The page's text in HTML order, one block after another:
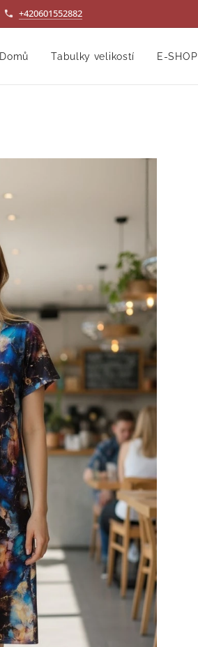
+420601552882
Domů Tabulky velikostí E-SHOP